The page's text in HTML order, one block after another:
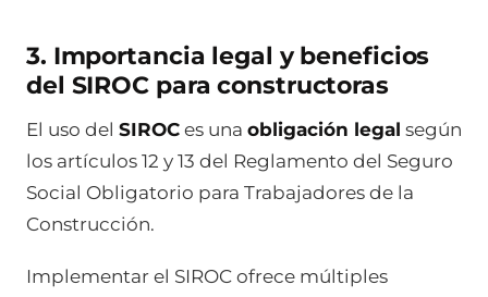
3. Importancia legal y beneficios
del SIROC para constructoras
El uso del SIROC es una obligación legal según
los artículos 12 y 13 del Reglamento del Seguro
Social Obligatorio para Trabajadores de la
Construcción.
Implementar el SIROC ofrece múltiples